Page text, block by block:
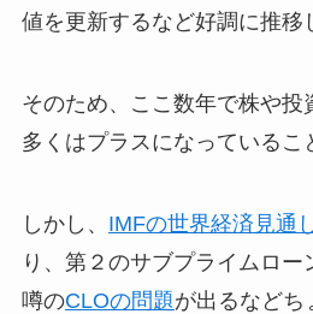
値を更新するなど好調に推移
そのため、ここ数年で株や投
多くはプラスになっているこ
しかし、 IMFの世界経済見通
り、第２のサブプライムロー
噂のCLOの問題が出るなどち